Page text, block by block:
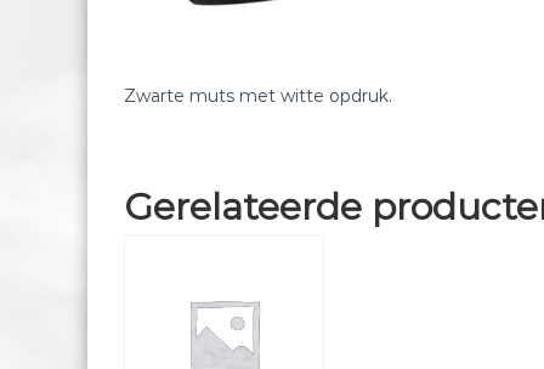
Zwarte muts met witte opdruk.
Gerelateerde